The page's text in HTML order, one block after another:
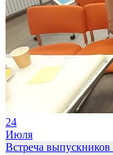
24
Июля
Встреча выпускников